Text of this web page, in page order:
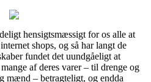
hensigtsmæssigt for os alle at
shops, og så har langt de
fundet det uundgåeligt at
af deres varer – til drenge og
mænd – betragteligt, og endda